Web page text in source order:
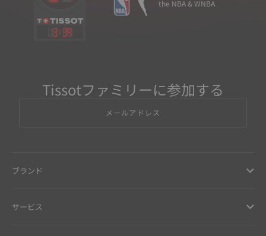
13: 39
the NBA & WNBA
Tissotファミリーに参加する
メールアドレス
ブランド
サービス